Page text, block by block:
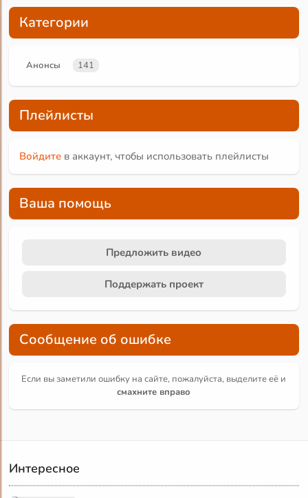
Категории
Анонсы 141
Плейлисты
Войдите в аккаунт, чтобы использовать плейлисты
Ваша помощь
Предложить видео
Поддержать проект
Сообщение об ошибке
Если вы заметили ошибку на сайте, пожалуйста, выделите её и
смахните вправо
Интересное